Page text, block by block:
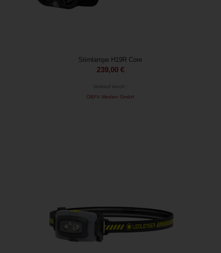
Stirnlampe H19R Core
239,00 €
Verkauf durch :
ÖBFV Medien GmbH